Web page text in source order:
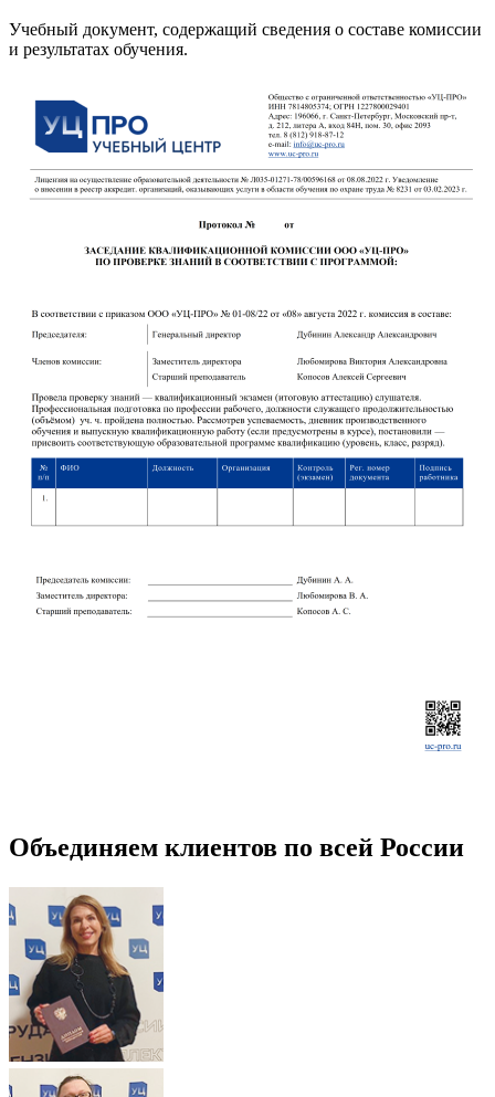
Учебный документ, содержащий сведения о составе комиссии
и результатах обучения.
Объединяем клиентов по всей России